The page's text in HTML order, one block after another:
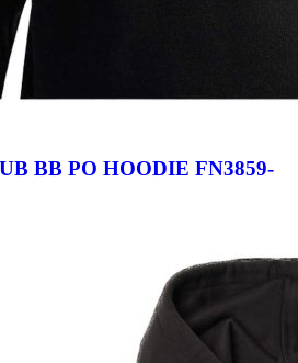
BB PO HOODIE FN3859-